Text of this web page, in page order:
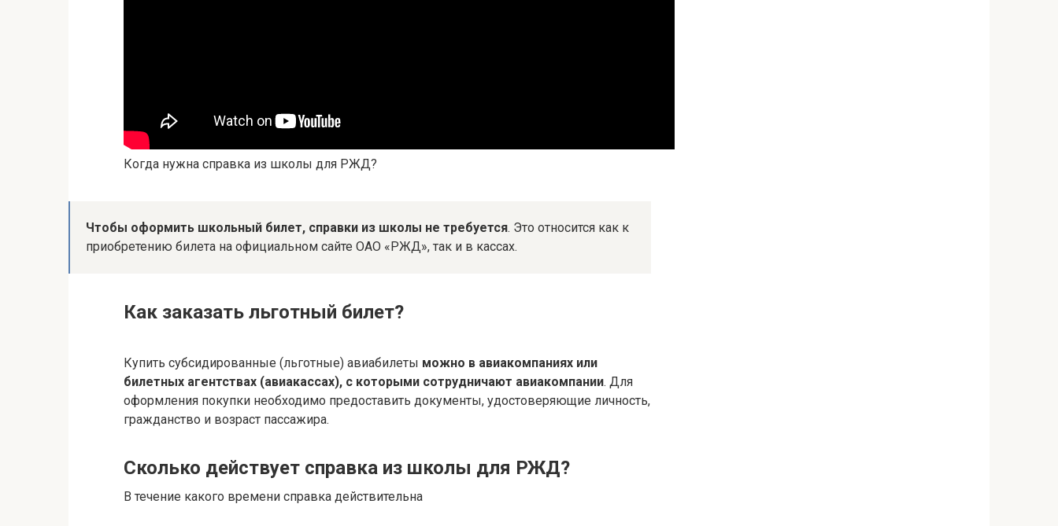
Когда нужна справка из школы для РЖД?
Чтобы оформить школьный билет, справки из школы не требуется. Это относится как к
приобретению билета на официальном сайте ОАО «РЖД», так и в кассах.
Как заказать льготный билет?
Купить субсидированные (льготные) авиабилеты можно в авиакомпаниях или
билетных агентствах (авиакассах), с которыми сотрудничают авиакомпании. Для
оформления покупки необходимо предоставить документы, удостоверяющие личность,
гражданство и возраст пассажира.
Сколько действует справка из школы для РЖД?
В течение какого времени справка действительна